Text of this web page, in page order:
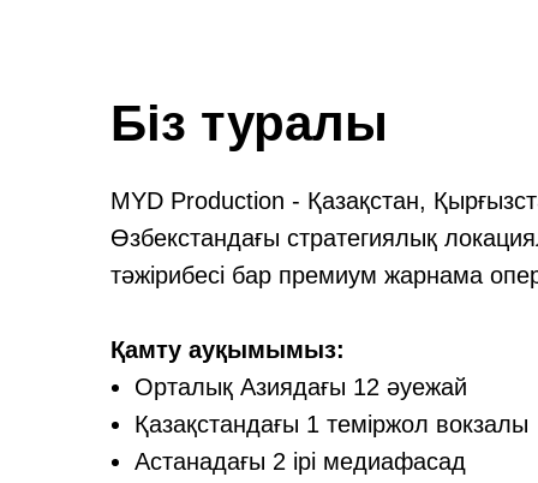
Біз туралы
MYD Production - Қазақстан,
Өзбекстандағы стратегиялық
тәжірибесі бар премиум жарнама
Қамту ауқымымыз:
Орталық Азиядағы 12 әуежай
Қазақстандағы 1 теміржол вокзалы
Астанадағы 2 ірі медиафасад